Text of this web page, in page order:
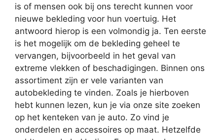
is of mensen ook bij ons terecht kunnen voor
nieuwe bekleding voor hun voertuig. Het
antwoord hierop is een volmondig ja. Ten eerste
is het mogelijk om de bekleding geheel te
vervangen, bijvoorbeeld in het geval van
extreme vlekken of beschadigingen. Binnen ons
assortiment zijn er vele varianten van
autobekleding te vinden. Zoals je hierboven
hebt kunnen lezen, kun je via onze site zoeken
op het kenteken van je auto. Zo vind je
onderdelen en accessoires op maat. Hetzelfde